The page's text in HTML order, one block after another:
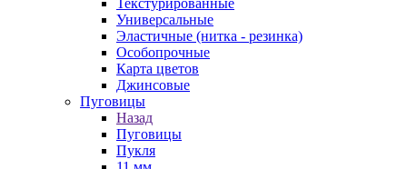
Текстурированные
Универсальные
Эластичные (нитка - резинка)
Особопрочные
Карта цветов
Джинсовые
Пуговицы
Назад
Пуговицы
Пукля